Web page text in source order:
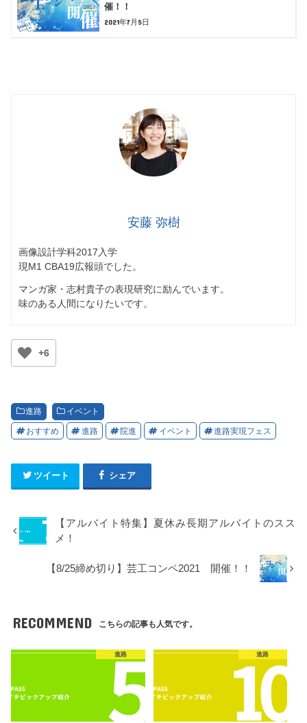
催！！
2021年7月5日
安藤 弥樹
画像設計学科2017入学
現M1 CBA19広報頭でした。
マンガ家・志村貴子の表現研究に励んでいます。
味のある人間になりたいです。
+6
進路 イベント
おすすめ 進路 院進 イベント 進路実現フェス
ツイート シェア
【アルバイト特集】夏休み長期アルバイトのスス
メ！
【8/25締め切り】芸工コンペ2021 開催！！
RECOMMEND こちらの記事も人気です。
進路 進路